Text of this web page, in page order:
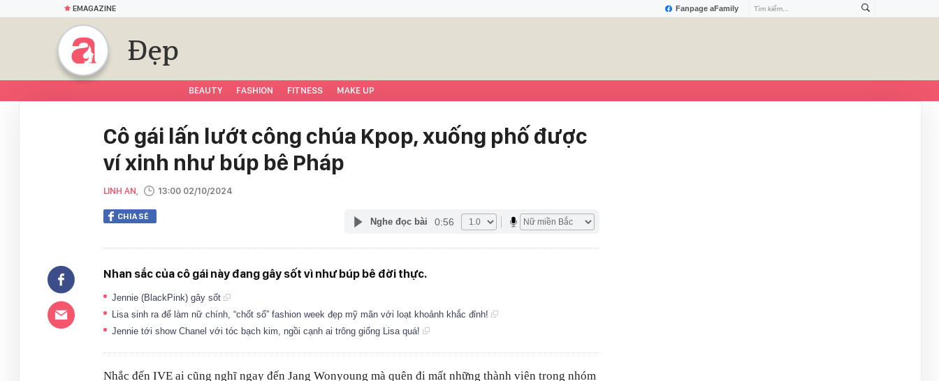
Fanpage aFamily
EMAGAZINE
Đẹp
BEAUTY FASHION FITNESS MAKE UP
Cô gái lấn lướt công chúa Kpop, xuống phố được
ví xinh như búp bê Pháp
LINH AN, 13:00 02/10/2024
CHIA SẺ Nghe đọc bài 0:56
Nhan sắc của cô gái này đang gây sốt vì như búp bê đời thực.
Jennie (BlackPink) gây sốt
Lisa sinh ra để làm nữ chính, “chốt sổ” fashion week đẹp mỹ mãn với loạt khoảnh khắc đỉnh!
Jennie tới show Chanel với tóc bạch kim, ngồi cạnh ai trông giống Lisa quá!
Nhắc đến IVE ai cũng nghĩ ngay đến Jang Wonyoung mà quên đi mất những thành viên trong nhóm